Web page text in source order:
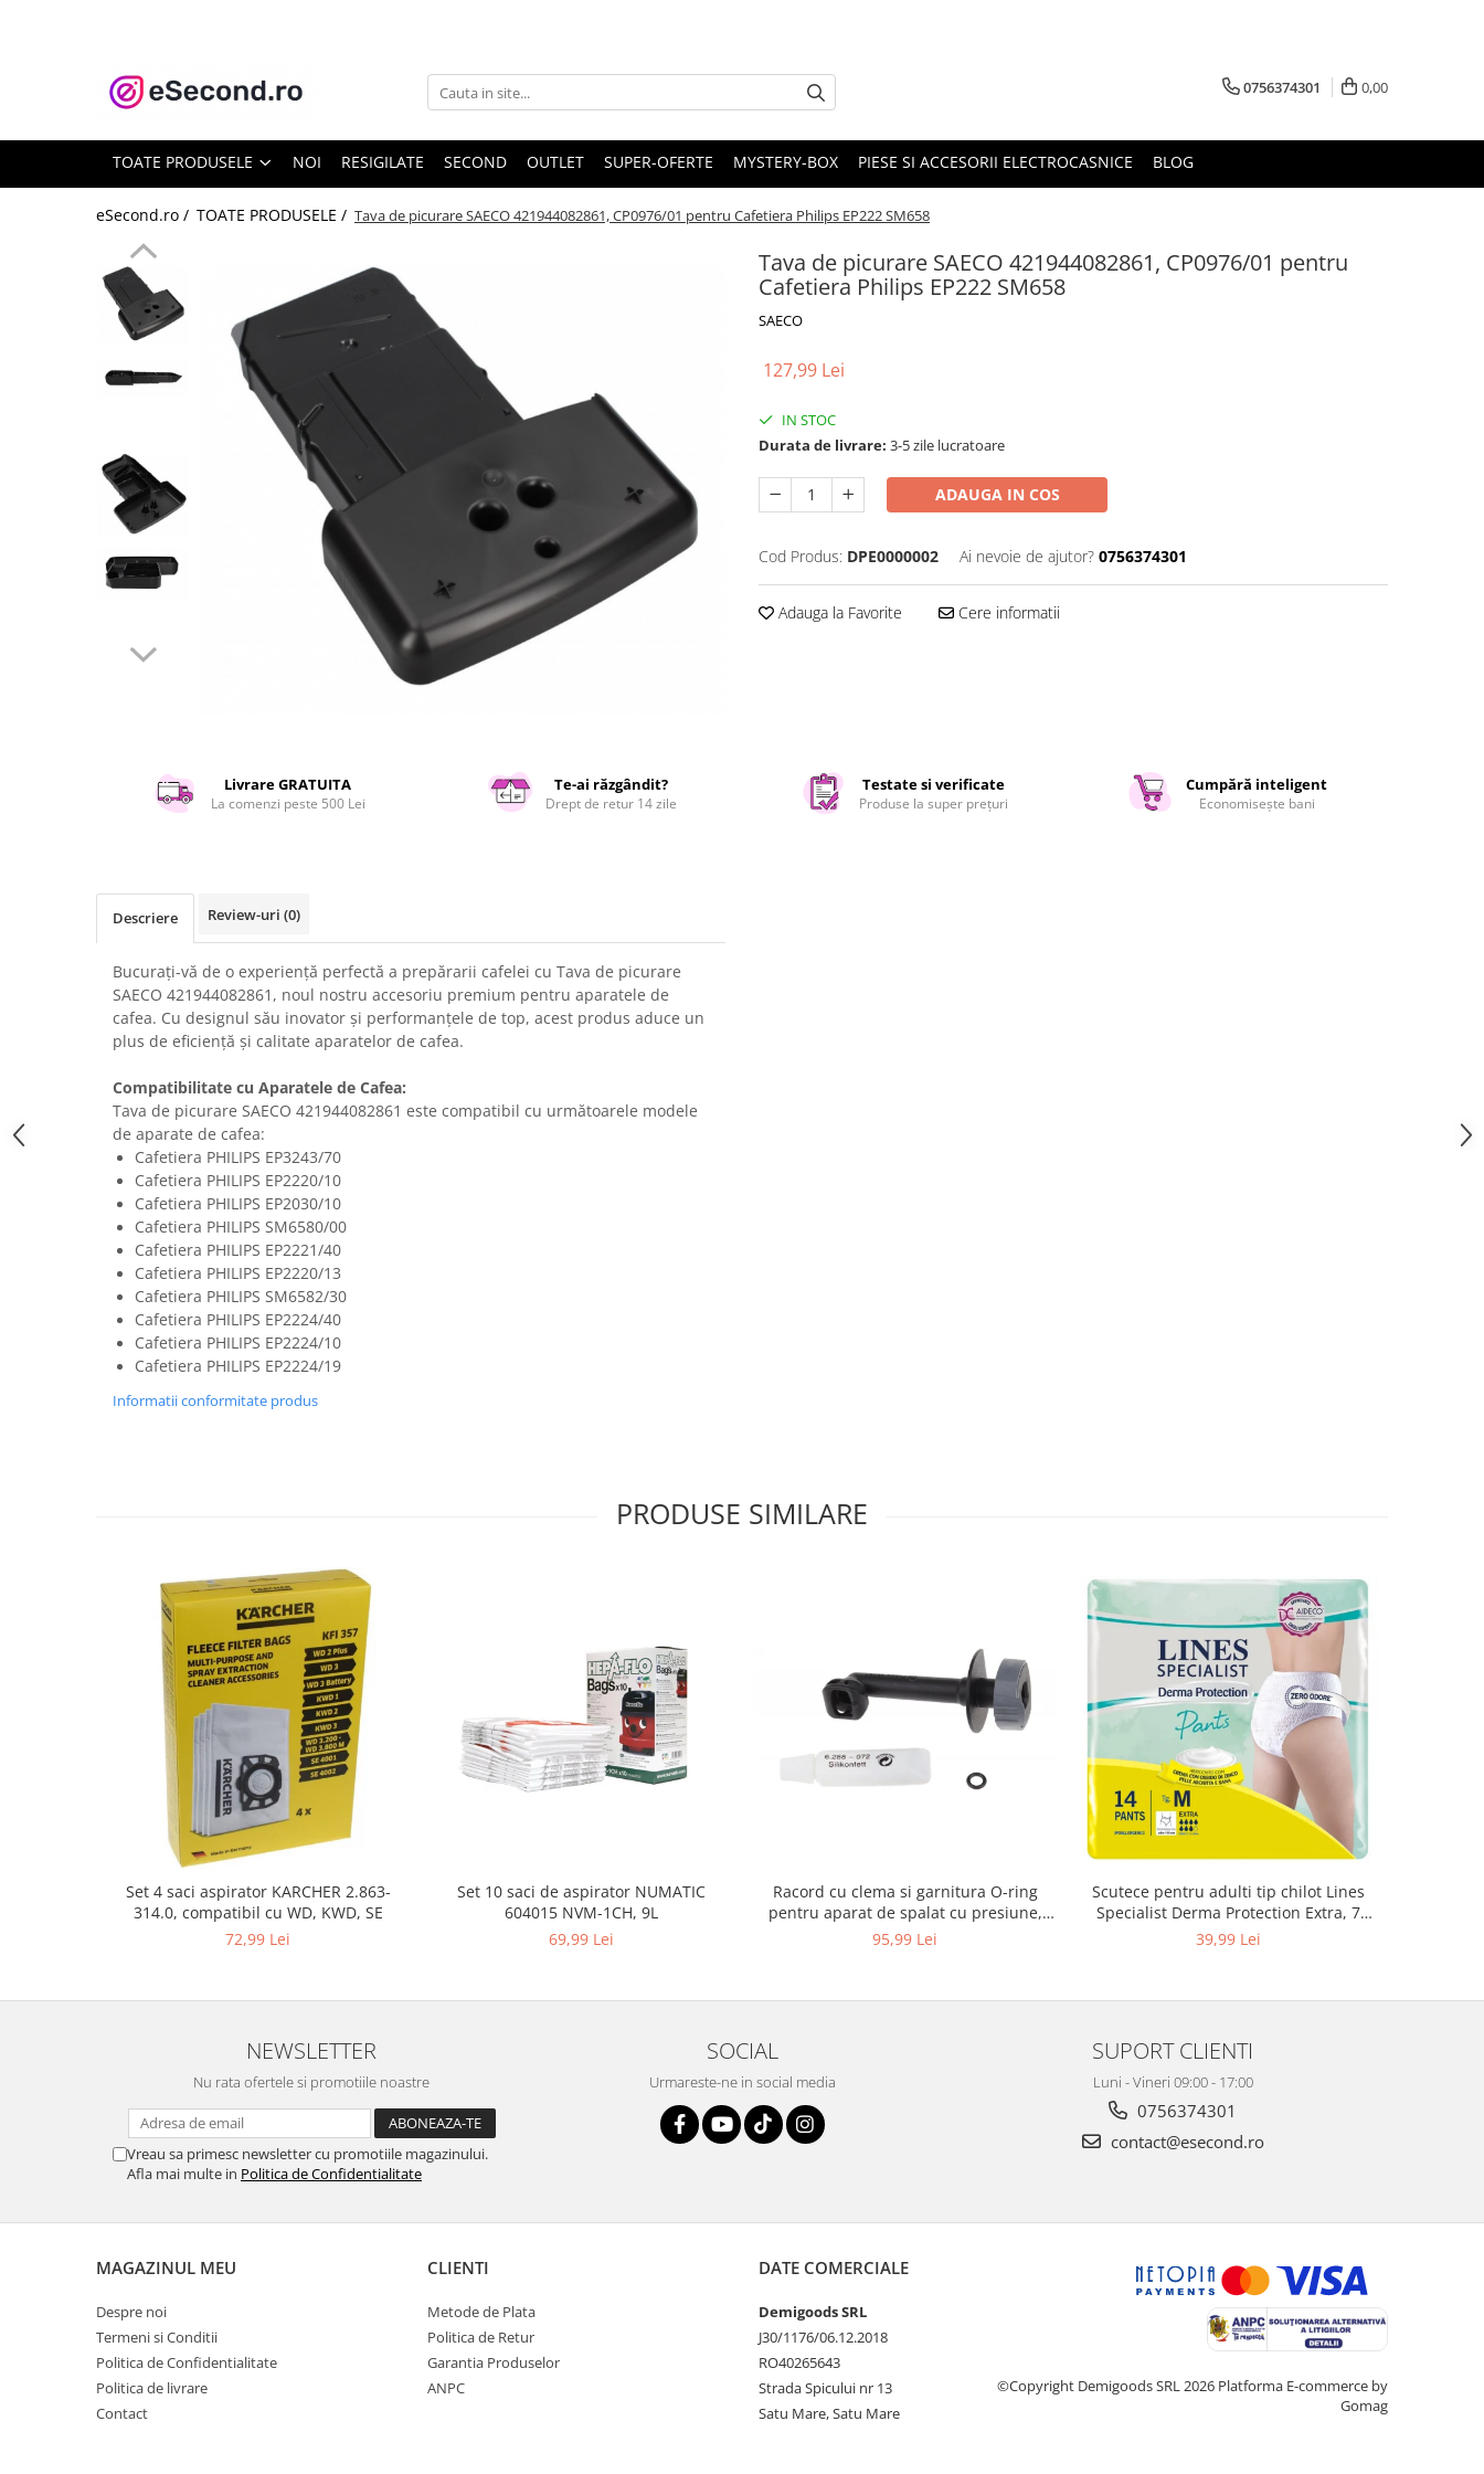
TOATE PRODUSELE
Accesorii Auto
Covorase auto
Echipamente pentru Atelier
Electronice Auto
Intretinere & Cosmetica auto
Reparatii si echipamente auto
Trotinete electrice
Bucatarie & Servire
Curatenie si intretinere
Hobby-uri creative
Mobila Living & Dining
Organizare si depozitare
Scule electrice si unelte
Silicon, spume si solutii tehnice
Textile si covoare
Uscatoare rufe
Utilaje si materiale de constructii
Accesorii tablete
Laptopuri si Accesorii
Telefoane Mobile & accesorii
Wearable & Gadgeturi
Electrocasnice & Climatizare
Accesorii si piese masini spalat
rufe si uscatoare
Accesorii si piese masini spalat
Aparate Frigorifice
Aragaze si cuptoare cu microunde
Cutii, curele si accesorii ceasuri
Genti si accesorii barbati
Genti si accesorii femei
Imbracaminte si Incaltaminte copii
Incaltaminte femei
Ingrijire personala & Cosmetice
Accesorii aparate de ras electrice
Accesorii aparate hair styling
Aparate & Accesorii ingrijire
Aparate cosmetice
Cosmetice si produse ingrijire
Igiena dentara
Jucarii, Copii & Bebe
0756374301 0,00
TOATE PRODUSELE NOI RESIGILATE SECOND OUTLET SUPER-OFERTE MYSTERY-BOX PIESE SI ACCESORII ELECTROCASNICE BLOG
eSecond.ro / TOATE PRODUSELE / Tava de picurare SAECO 421944082861, CP0976/01 pentru Cafetiera Philips EP222 SM658
Tava de picurare SAECO 421944082861, CP0976/01 pentru
Cafetiera Philips EP222 SM658
SAECO
127,99 Lei
IN STOC
Durata de livrare: 3-5 zile lucratoare
ADAUGA IN COS
Cod Produs: DPE0000002 Ai nevoie de ajutor? 0756374301
Adauga la Favorite Cere informatii
Livrare GRATUITA
La comenzi peste 500 Lei
Te-ai răzgândit?
Drept de retur 14 zile
Testate si verificate
Produse la super prețuri
Cumpără inteligent
Economisește bani
Descriere Review-uri (0)
Bucurați-vă de o experiență perfectă a prepărarii cafelei cu Tava de picurare
SAECO 421944082861, noul nostru accesoriu premium pentru aparatele de
cafea. Cu designul său inovator și performanțele de top, acest produs aduce un
plus de eficiență și calitate aparatelor de cafea.
Compatibilitate cu Aparatele de Cafea:
Tava de picurare SAECO 421944082861 este compatibil cu următoarele modele
de aparate de cafea:
Cafetiera PHILIPS EP3243/70
Cafetiera PHILIPS EP2220/10
Cafetiera PHILIPS EP2030/10
Cafetiera PHILIPS SM6580/00
Cafetiera PHILIPS EP2221/40
Cafetiera PHILIPS EP2220/13
Cafetiera PHILIPS SM6582/30
Cafetiera PHILIPS EP2224/40
Cafetiera PHILIPS EP2224/10
Cafetiera PHILIPS EP2224/19
Informatii conformitate produs
PRODUSE SIMILARE
Set 4 saci aspirator KARCHER 2.863-
314.0, compatibil cu WD, KWD, SE
72,99 Lei
Set 10 saci de aspirator NUMATIC
604015 NVM-1CH, 9L
69,99 Lei
Racord cu clema si garnitura O-ring
pentru aparat de spalat cu presiune,
KARCHER 4.064-047.0, K2, K3, K4
95,99 Lei
Scutece pentru adulti tip chilot Lines
Specialist Derma Protection Extra, 7
picaturi, marimea M, 14 bucati
39,99 Lei
NEWSLETTER
Nu rata ofertele si promotiile noastre
Vreau sa primesc newsletter cu promotiile magazinului.
Afla mai multe in Politica de Confidentialitate
SOCIAL
Urmareste-ne in social media
SUPORT CLIENTI
Luni - Vineri 09:00 - 17:00
0756374301
contact@esecond.ro
MAGAZINUL MEU
Despre noi
Termeni si Conditii
Politica de Confidentialitate
Politica de livrare
Contact
CLIENTI
Metode de Plata
Politica de Retur
Garantia Produselor
ANPC
DATE COMERCIALE
Demigoods SRL
J30/1176/06.12.2018
RO40265643
Strada Spicului nr 13
Satu Mare, Satu Mare
©Copyright Demigoods SRL 2026 Platforma E-commerce by
Gomag